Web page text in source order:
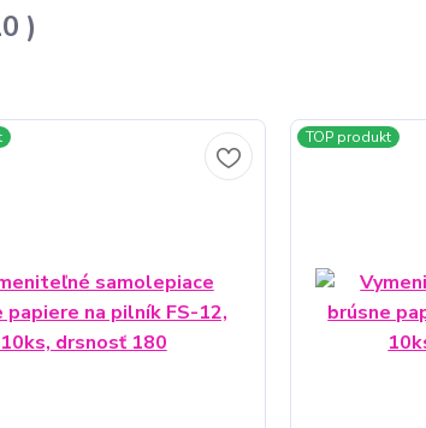
TOP produkt